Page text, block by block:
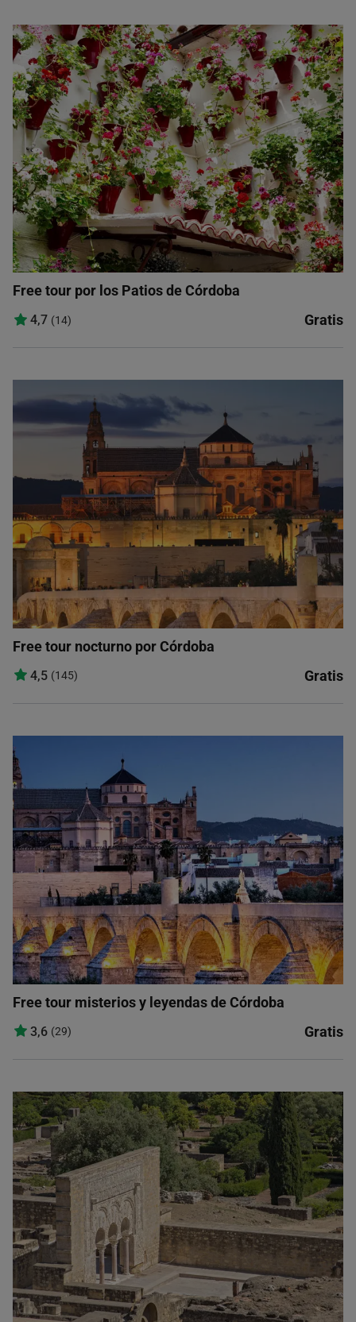
Free tour por los Patios de Córdoba
4,7 (14) Gratis
Free tour nocturno por Córdoba
4,5 (145) Gratis
Free tour misterios y leyendas de Córdoba
3,6 (29) Gratis